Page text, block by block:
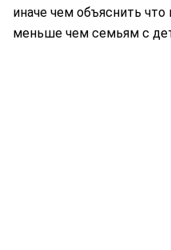
иначе чем объяснить
меньше чем семьям с